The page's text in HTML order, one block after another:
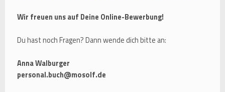
Wir freuen uns auf Deine Online-Bewerbung!
Du hast noch Fragen? Dann wende dich bitte an:
Anna Walburger
personal.buch@mosolf.de